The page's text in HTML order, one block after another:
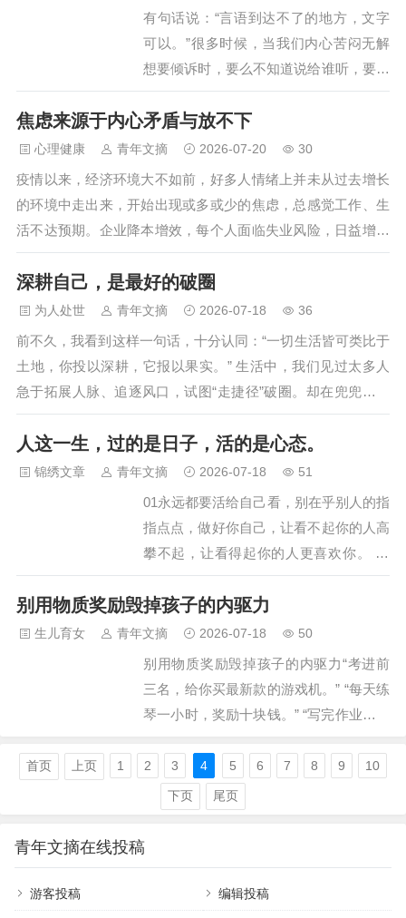
怯，有些人是害怕面试，不敢和别人进行
交流，甚至面试成功入职后与同事之间的
沟通也会存在障碍。 首先，不要有压
允许自己害怕，接受自己的恐惧情绪。我
有句话说：“言语到达不了的地方，文字
可以。”很多时候，当我们内心苦闷无解
想要倾诉时，要么不知道说给谁听，要么
觉得说出来显得矫情。只好把到嘴边的话
收回来，独自一个人默默消化。幸而有一
些文字，能够抵达心灵深处，犹如一剂良
药，温暖我们，治愈我们。下面5句话，
当你感到困惑难解时，不妨拿出来读一
读，从中汲取力量和勇气。所有人的看法
绩是伴随一生的。几乎所有的担忧和畏
当我们想做一些新的尝试时，总会顾虑
重…
焦虑来源于内心矛盾与放不下
心理健康 青年文摘 2026-07-20 30
疫情以来，经济环境大不如前，好多人情绪上并未从过去增长
的环境中走出来，开始出现或多或少的焦虑，总感觉工作、生
活不达预期。企业降本增效，每个人面临失业风险，日益增加
的生活成本，容易引发内心的落差。 我认识的一个小伙，前几
天被辞退，临走前我们聊了一会，小伙整体压力不小，小孩在
私立上幼儿园，有一套在还贷的房子，每个月固定支出2-3万，
被辞退的当天看到小伙的惊慌，年龄超过35岁投出的简历如石
沉大海，小伙满是焦虑，对未来没有信心。 在我们所处的工作
体系中，现实的收益和内…
深耕自己，是最好的破圈
为人处世 青年文摘 2026-07-18 36
前不久，我看到这样一句话，十分认同：“一切生活皆可类比于
土地，你投以深耕，它报以果实。” 生活中，我们见过太多人
急于拓展人脉、追逐风口，试图“走捷径”破圈。却在兜兜转转
中发现，不遗余力地深耕自己，才是投资回报率最高的事。 我
们将自己活成一束光，自然会吸引同频的贵人；我们在自己的
领域扎下深根，世界自然会敞开新的大门。 专业是基石 看过
一句话：“想要找到水源，与其凿许多浅井，不如集中时间和精
人这一生，过的是日子，活的是心态。
锦绣文章 青年文摘 2026-07-18 51
01永远都要活给自己看，别在乎别人的指
指点点，做好你自己，让看不起你的人高
攀不起，让看得起你的人更喜欢你。 02
人总要沉下心来，过一段宁静而自省的日
子，整理自己，沉淀再沉淀，然后成为一
个温柔而强大的人。人这一生，过的是日
子，活的是心态。03当你看过世界，见过
众生，才发现，你要见的世面，是自己内
心的勇敢和自信。04幸福就两件事：身体
会带走一切，也会治愈一切，最无情的就
是时间，最温柔的也是时间。人这一生，
过的是日子，活的是心态。06当一个人尝
别用物质奖励毁掉孩子的内驱力
生儿育女 青年文摘 2026-07-18 50
别用物质奖励毁掉孩子的内驱力“考进前
三名，给你买最新款的游戏机。” “每天练
琴一小时，奖励十块钱。” “写完作业就能
特别耳熟？很多家长把物质奖励当作教育
孩子的“万能钥匙”，以为用钱和礼物就能
什么诱惑孩子，孩子就会为什么而学。当
你开始用物质奖励学习，孩子学到的第一
件事就是——学习是一件需要额外付费才
首页 上页 1 2 3 4 5 6 7 8 9 10
下页 尾页
青年文摘在线投稿
游客投稿 编辑投稿